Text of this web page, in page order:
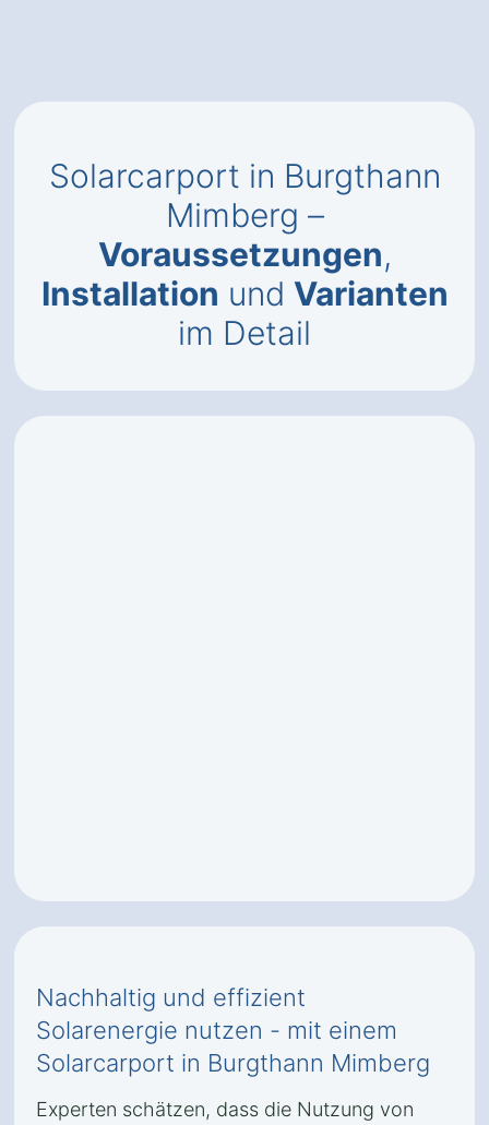
Solarcarport in Burgthann
Mimberg –
Voraussetzungen,
Installation und Varianten
im Detail
Nachhaltig und effizient
Solarenergie nutzen - mit einem
Solarcarport in Burgthann Mimberg
Experten schätzen, dass die Nutzung von